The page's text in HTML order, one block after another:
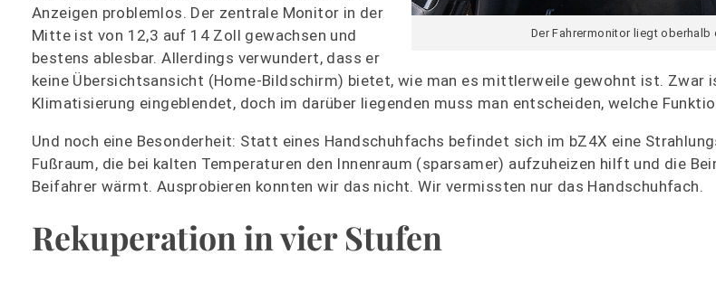
Der Fahrermonitor liegt oberhalb
Anzeigen problemlos. Der zentrale Monitor in der
Mitte ist von 12,3 auf 14 Zoll gewachsen und
bestens ablesbar. Allerdings verwundert, dass er
keine Übersichtsansicht (Home-Bildschirm) bietet, wie man es mittlerweile gewohnt ist. Zwar
Klimatisierung eingeblendet, doch im darüber liegenden muss man entscheiden, welche
Und noch eine Besonderheit: Statt eines Handschuhfachs befindet sich im bZ4X eine
Fußraum, die bei kalten Temperaturen den Innenraum (sparsamer) aufzuheizen hilft und die
Beifahrer wärmt. Ausprobieren konnten wir das nicht. Wir vermissten nur das Handschuhfach.
Rekuperation in vier Stufen